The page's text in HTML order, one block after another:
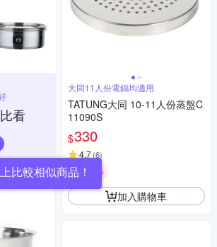
看
比較相似商品！
大同11人份電鍋均適用
TATUNG大同 10-11人份蒸盤C
11090S
$330
4.7(6)
活動 券
加入購物車